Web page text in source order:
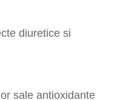
diuretice si
sale antioxidante